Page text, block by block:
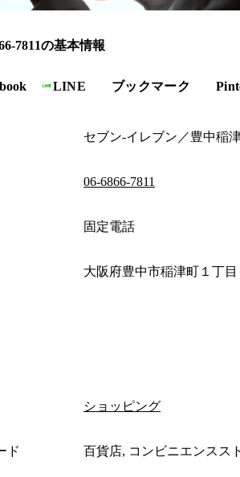
7811の基本情報
LINE ブックマーク
セブン‐イレブン／豊中稲
06-6866-7811
固定電話
大阪府豊中市稲津町１丁目
ショッピング
ド 百貨店, コンビニエンスス